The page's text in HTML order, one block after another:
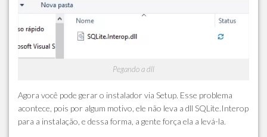
Pegando a dll
Agora você pode gerar o instalador via Setup. Esse problema
acontece, pois por algum motivo, ele não leva a dll SQLite.Interop
para a instalação, e dessa forma, a gente força ela a levá-la.